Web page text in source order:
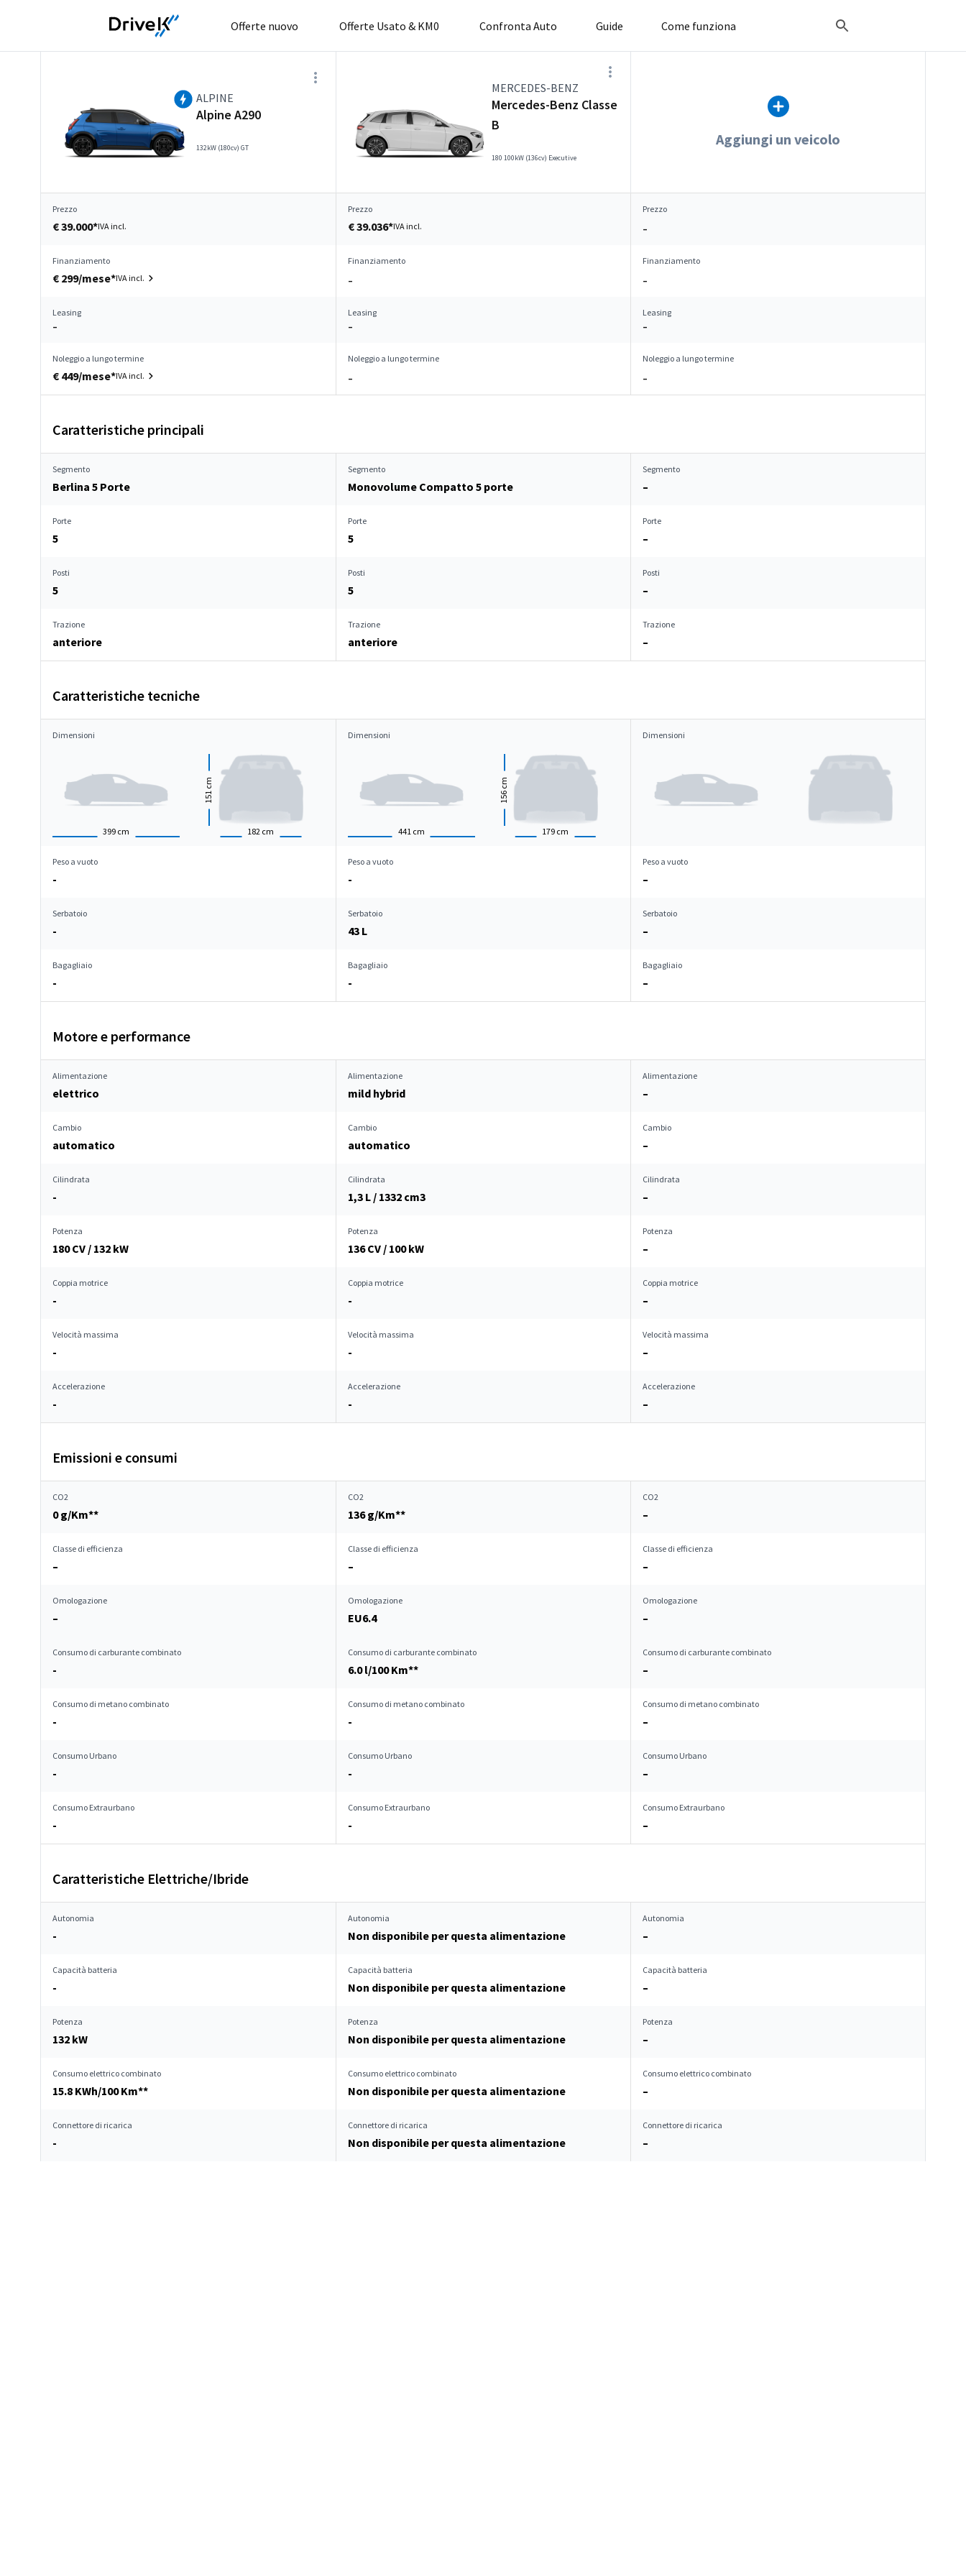
Offerte nuovo Offerte Usato & KM0 Confronta Auto Guide Come funziona
ALPINE
Alpine A290
132kW (180cv) GT
MERCEDES-BENZ
Mercedes-Benz Classe
B
180 100kW (136cv) Executive
Aggiungi un veicolo
Prezzo
€ 39.000*IVA incl.
Prezzo
€ 39.036*IVA incl.
Prezzo
–
Finanziamento
€ 299/mese*IVA incl.
Finanziamento
–
Finanziamento
–
Leasing
–
Leasing
–
Leasing
–
Noleggio a lungo termine
€ 449/mese*IVA incl.
Noleggio a lungo termine
–
Noleggio a lungo termine
–
Caratteristiche principali
Segmento
Berlina 5 Porte
Segmento
Monovolume Compatto 5 porte
Segmento
–
Porte
5
Porte
5
Porte
–
Posti
5
Posti
5
Posti
–
Trazione
anteriore
Trazione
anteriore
Trazione
–
Caratteristiche tecniche
Dimensioni
399 cm 182 cm
151
cm
Dimensioni
441 cm 179 cm
156
cm
Dimensioni
Peso a vuoto
-
Peso a vuoto
-
Peso a vuoto
–
Serbatoio
-
Serbatoio
43 L
Serbatoio
–
Bagagliaio
-
Bagagliaio
-
Bagagliaio
–
Motore e performance
Alimentazione
elettrico
Alimentazione
mild hybrid
Alimentazione
–
Cambio
automatico
Cambio
automatico
Cambio
–
Cilindrata
-
Cilindrata
1,3 L / 1332 cm3
Cilindrata
–
Potenza
180 CV / 132 kW
Potenza
136 CV / 100 kW
Potenza
–
Coppia motrice
-
Coppia motrice
-
Coppia motrice
–
Velocità massima
-
Velocità massima
-
Velocità massima
–
Accelerazione
-
Accelerazione
-
Accelerazione
–
Emissioni e consumi
CO2
0 g/Km**
CO2
136 g/Km**
CO2
–
Classe di efficienza
–
Classe di efficienza
–
Classe di efficienza
–
Omologazione
–
Omologazione
EU6.4
Omologazione
–
Consumo di carburante combinato
-
Consumo di carburante combinato
6.0 l/100 Km**
Consumo di carburante combinato
–
Consumo di metano combinato
-
Consumo di metano combinato
-
Consumo di metano combinato
–
Consumo Urbano
-
Consumo Urbano
-
Consumo Urbano
–
Consumo Extraurbano
-
Consumo Extraurbano
-
Consumo Extraurbano
–
Caratteristiche Elettriche/Ibride
Autonomia
-
Autonomia
Non disponibile per questa alimentazione
Autonomia
–
Capacità batteria
-
Capacità batteria
Non disponibile per questa alimentazione
Capacità batteria
–
Potenza
132 kW
Potenza
Non disponibile per questa alimentazione
Potenza
–
Consumo elettrico combinato
15.8 KWh/100 Km**
Consumo elettrico combinato
Non disponibile per questa alimentazione
Consumo elettrico combinato
–
Connettore di ricarica
-
Connettore di ricarica
Non disponibile per questa alimentazione
Connettore di ricarica
–